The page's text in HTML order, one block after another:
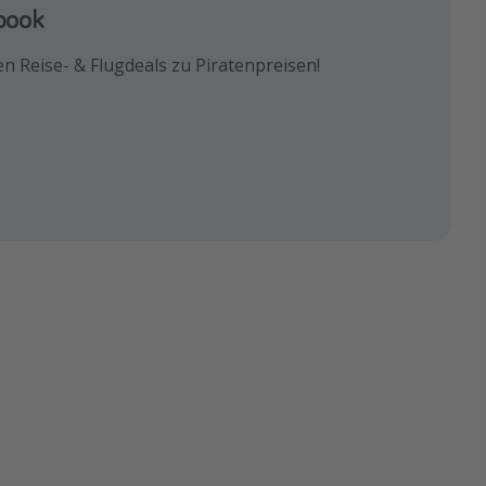
Reise- & Flugdeals zu Piratenpreisen!
die besten Reisehacks!